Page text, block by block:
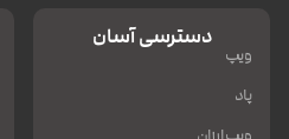
دسترسی آسان
ویپ
پاد